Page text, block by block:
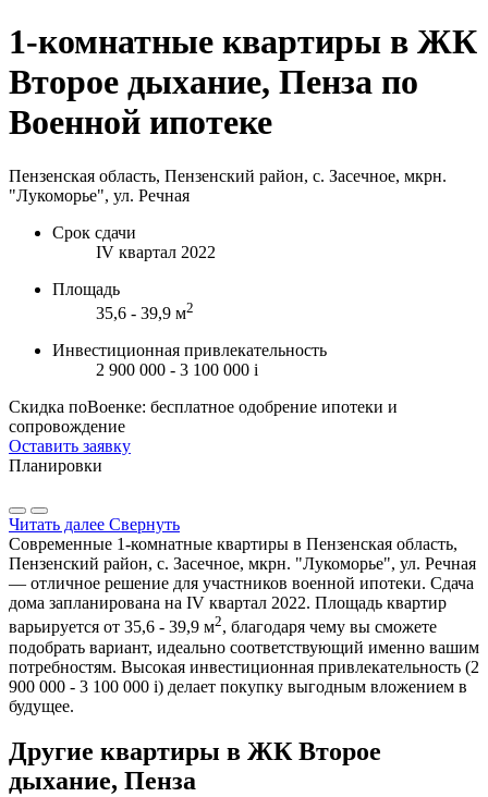
1-комнатные квартиры в ЖК
Второе дыхание, Пенза по
Военной ипотеке
Пензенская область, Пензенский район, с. Засечное, мкрн.
"Лукоморье", ул. Речная
Срок сдачи
IV квартал 2022
Площадь
35,6 - 39,9 м2
Инвестиционная привлекательность
2 900 000 - 3 100 000 i
Скидка поВоенке: бесплатное одобрение ипотеки и
сопровождение
Оставить заявку
Планировки
Читать далее Свернуть
Современные 1-комнатные квартиры в Пензенская область,
Пензенский район, с. Засечное, мкрн. "Лукоморье", ул. Речная
— отличное решение для участников военной ипотеки. Сдача
дома запланирована на IV квартал 2022. Площадь квартир
варьируется от 35,6 - 39,9 м2, благодаря чему вы сможете
подобрать вариант, идеально соответствующий именно вашим
потребностям. Высокая инвестиционная привлекательность (2
900 000 - 3 100 000 i) делает покупку выгодным вложением в
будущее.
Другие квартиры в ЖК Второе
дыхание, Пенза